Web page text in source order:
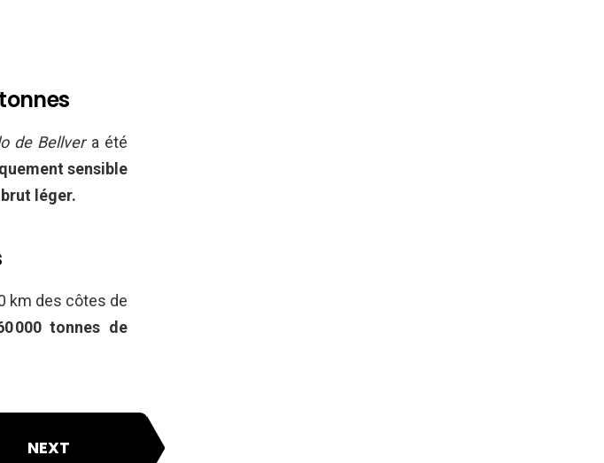
de Bellvera été
sensible
léger.
km des côtes de
000 tonnes de
NEXT